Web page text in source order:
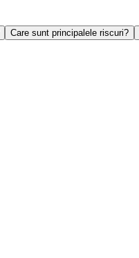
Care sunt principalele riscuri?